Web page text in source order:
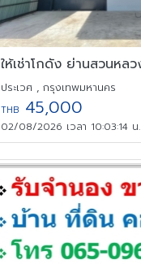
ประเวศ , กรุงเทพมหานคร
THB45,000
02/08/2026 เวลา 10:03:14 น.